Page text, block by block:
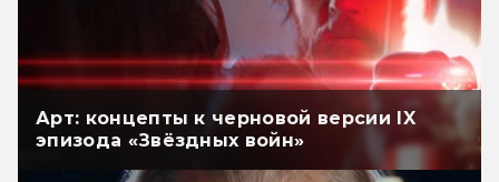
Арт: концепты к черновой версии IX
эпизода «Звёздных войн»